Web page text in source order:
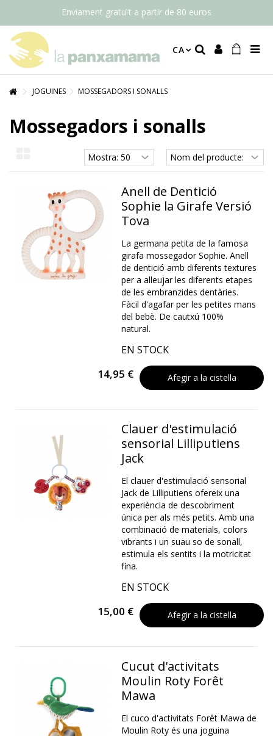
Enviament gratuït a partir de 80 euros
CA
JOGUINES MOSSEGADORS I SONALLS
Mossegadors i sonalls
Anell de Dentició
Sophie la Girafe Versió
Tova
La germana petita de la famosa
girafa mossegador Sophie. Anell
de dentició amb diferents textures
per a alleujar les diferents etapes
de les embranzides dentàries.
Fàcil d'agafar per les petites mans
del bebè. De cautxú 100%
natural.
EN STOCK
14,95 € Afegir a la cistella
Clauer d'estimulació
sensorial Lilliputiens
Jack
El clauer d'estimulació sensorial
Jack de Lilliputiens ofereix una
experiència de descobriment
única per als més petits. Amb una
combinació de materials, colors
vibrants i un suau so de sonall,
estimula els sentits i la motricitat
fina.
EN STOCK
15,00 € Afegir a la cistella
Cucut d'activitats
Moulin Roty Forêt
Mawa
El cuco d'activitats Forêt Mawa de
Moulin Roty és una joguina